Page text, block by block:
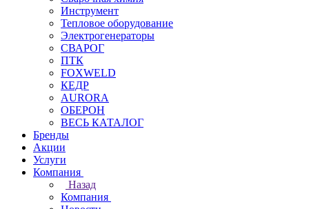
Инструмент
Тепловое оборудование
Электрогенераторы
СВАРОГ
ПТК
FOXWELD
КЕДР
AURORA
ОБЕРОН
ВЕСЬ КАТАЛОГ
Бренды
Акции
Услуги
Компания
Назад
Компания